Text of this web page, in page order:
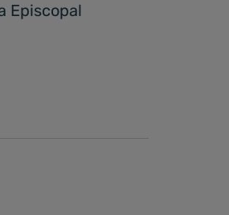
Episcopal